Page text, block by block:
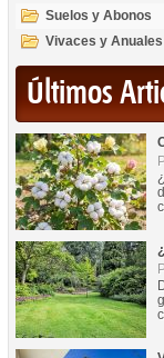
temas
Suelos y Abonos
Vivaces y Anuales
Últimos